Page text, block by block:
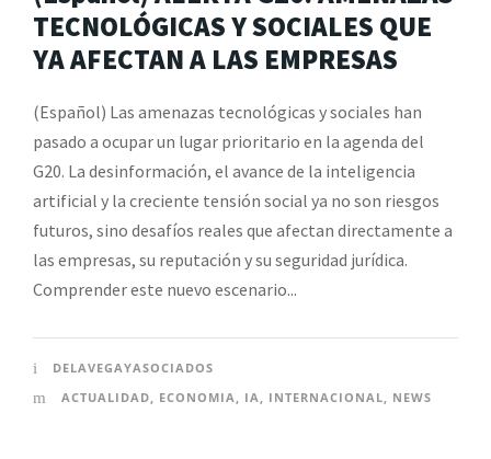
TECNOLÓGICAS Y SOCIALES QUE
YA AFECTAN A LAS EMPRESAS
(Español) Las amenazas tecnológicas y sociales han
pasado a ocupar un lugar prioritario en la agenda del
G20. La desinformación, el avance de la inteligencia
artificial y la creciente tensión social ya no son riesgos
futuros, sino desafíos reales que afectan directamente a
las empresas, su reputación y su seguridad jurídica.
Comprender este nuevo escenario...
DELAVEGAYASOCIADOS
ACTUALIDAD, ECONOMIA, IA, INTERNACIONAL, NEWS